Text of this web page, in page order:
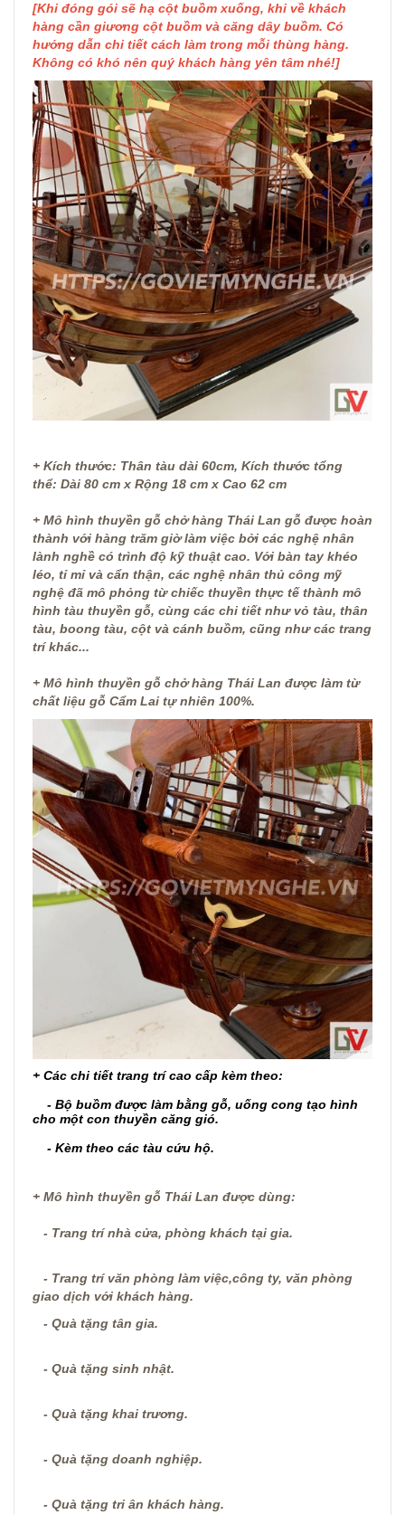
[Khi đóng gói sẽ hạ cột buồm xuống, khi về khách
hàng cần giương cột buồm và căng dây buồm. Có
hướng dẫn chi tiết cách làm trong mỗi thùng hàng.
Không có khó nên quý khách hàng yên tâm nhé!]
+ Kích thước: Thân tàu dài 60cm, Kích thước tổng
thể: Dài 80 cm x Rộng 18 cm x Cao 62 cm
+ Mô hình thuyền gỗ chở hàng Thái Lan gỗ được hoàn
thành với hàng trăm giờ làm việc bởi các nghệ nhân
lành nghề có trình độ kỹ thuật cao. Với bàn tay khéo
léo, tỉ mỉ và cẩn thận, các nghệ nhân thủ công mỹ
nghệ đã mô phỏng từ chiếc thuyền thực tế thành mô
hình tàu thuyền gỗ, cùng các chi tiết như vỏ tàu, thân
tàu, boong tàu, cột và cánh buồm, cũng như các trang
trí khác...
+ Mô hình thuyền gỗ chở hàng Thái Lan được làm từ
chất liệu gỗ Cẩm Lai tự nhiên 100%.
+ Các chi tiết trang trí cao cấp kèm theo:
- Bộ buồm được làm bằng gỗ, uống cong tạo hình
cho một con thuyền căng gió.
- Kèm theo các tàu cứu hộ.
+ Mô hình thuyền gỗ Thái Lan được dùng:
- Trang trí nhà cửa, phòng khách tại gia.
- Trang trí văn phòng làm việc,công ty, văn phòng
giao dịch với khách hàng.
- Quà tặng tân gia.
- Quà tặng sinh nhật.
- Quà tặng khai trương.
- Quà tặng doanh nghiệp.
- Quà tặng tri ân khách hàng.